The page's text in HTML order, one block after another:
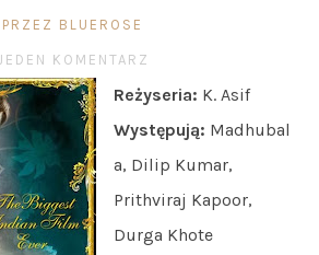
PRZEZ BLUEROSE
JEDEN KOMENTARZ
Reżyseria: K. Asif
Występują: Madhubal
a, Dilip Kumar,
Prithviraj Kapoor,
Durga Khote